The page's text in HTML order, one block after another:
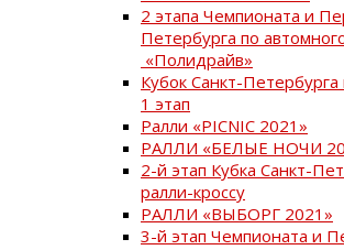
2 этапа Чемпионата и
Петербурга по
«Полидрайв»
Кубок Санкт-Петербурга
1 этап
Ралли «PICNIC 2021»
РАЛЛИ «БЕЛЫЕ НОЧИ
2-й этап Кубка Санкт-
ралли-кроссу
РАЛЛИ «ВЫБОРГ 2021»
3-й этап Чемпионата и